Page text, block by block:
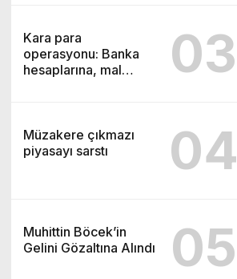
Kara para
operasyonu: Banka
hesaplarına, mal
03
Müzakere çıkmazı
piyasayı sarstı
04
Muhittin Böcek’in
Gelini Gözaltına Alındı
05